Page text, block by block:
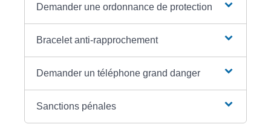
Demander une ordonnance de protection
Bracelet anti-rapprochement
Demander un téléphone grand danger
Sanctions pénales